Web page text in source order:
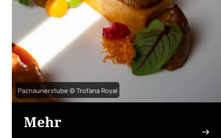
Paznaunerstube © Trofana Royal
Mehr